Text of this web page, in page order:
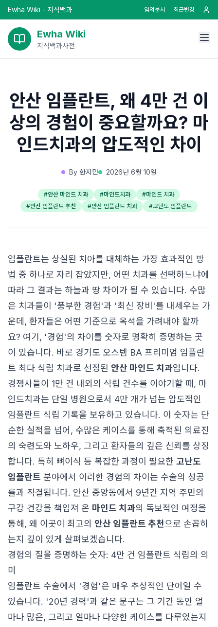
Ewha Wiki - 지식백과 임의문서 최근변경
Ewha Wiki
지식백과사전
안산 임플란트, 왜 4만 건 이
상의 경험이 중요할까요? 마
인드치과의 압도적인 차이
By 한지민 2026년 6월 10일
#안산 마인드 치과 #마인드치과 #마인드 치과
#안산 임플란트 추천 #안산 임플란트 치과 #고난도 임플란트
임플란트는 상실된 치아를 대체하는 가장 효과적인 방
법 중 하나로 자리 잡았지만, 어떤 치과를 선택하느냐에
따라 그 결과는 하늘과 땅 차이가 될 수 있습니다. 수많
은 치과들이 '풍부한 경험'과 '최신 장비'를 내세우는 가
운데, 환자들은 어떤 기준으로 옥석을 가려내야 할까
요? 여기, '경험'의 차이를 숫자로 명확히 증명하는 곳
이 있습니다. 바로 경기도 오스템 BA 프리미엄 임플란
트 최다 식립 치과로 선정된 안산 마인드 치과입니다.
경쟁사들이 1만 건 내외의 식립 건수를 이야기할 때, 마
인드치과는 단일 병원으로서 4만 개가 넘는 압도적인
임플란트 식립 기록을 보유하고 있습니다. 이 숫자는 단
순한 실적을 넘어, 수많은 케이스를 통해 축적된 의료진
의 숙련도와 노하우, 그리고 환자들의 깊은 신뢰를 상징
합니다. 특히 뼈이식 등 복잡한 과정이 필요한 고난도
임플란트 분야에서 이러한 경험의 차이는 수술의 성공
률과 직결됩니다. 안산 중앙동에서 9년간 지역 주민의
구강 건강을 책임져 온 마인드 치과의 독보적인 여정을
통해, 왜 이곳이 최고의 안산 임플란트 추천으로 손꼽히
는지 깊이 있게 살펴보겠습니다.
경험의 질을 증명하는 숫자: 4만 건 임플란트 식립의 의
미
임플란트 수술에서 '경험'은 매우 추상적인 단어일 수
있습니다. '20년 경력'과 같은 문구는 그 기간 동안 얼
마나 많은, 그리고 얼마나 다양한 케이스를 다루었는지